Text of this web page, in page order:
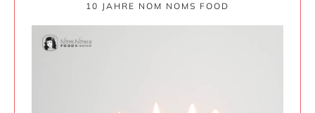
10 JAHRE NOM NOMS FOOD